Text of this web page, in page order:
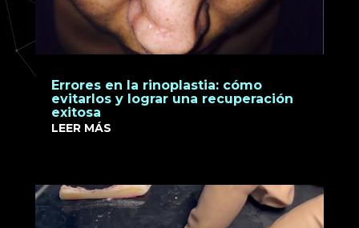
Errores en la rinoplastia: cómo
evitarlos y lograr una recuperación
exitosa
LEER MÁS